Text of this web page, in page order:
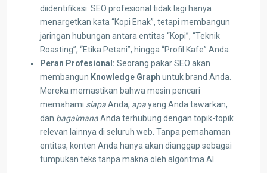
diidentifikasi. SEO profesional tidak lagi hanya
menargetkan kata “Kopi Enak”, tetapi membangun
jaringan hubungan antara entitas “Kopi”, “Teknik
Roasting”, “Etika Petani”, hingga “Profil Kafe” Anda.
Peran Profesional: Seorang pakar SEO akan
membangun Knowledge Graph untuk brand Anda.
Mereka memastikan bahwa mesin pencari
memahami siapaAnda, apayang Anda tawarkan,
dan bagaimanaAnda terhubung dengan topik-topik
relevan lainnya di seluruh web. Tanpa pemahaman
entitas, konten Anda hanya akan dianggap sebagai
tumpukan teks tanpa makna oleh algoritma AI.